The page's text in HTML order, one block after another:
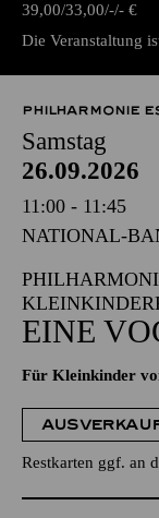
39,00 33,00 - - €
Die Veranstaltung
PHILHARMONIE
Samstag
26.09.2026
11:00 - 11:45
NATIONAL-
EINE
Für Kleinkinder
Restkarten ggf. an